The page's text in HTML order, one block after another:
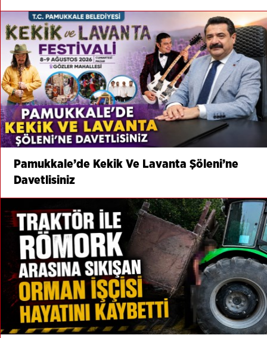
Pamukkale’de Kekik Ve Lavanta Şöleni’ne
Davetlisiniz